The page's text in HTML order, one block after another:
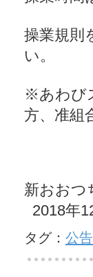
操業規則
い。
※あわび
方、准組
新おおつ
2018年
タグ： 公告